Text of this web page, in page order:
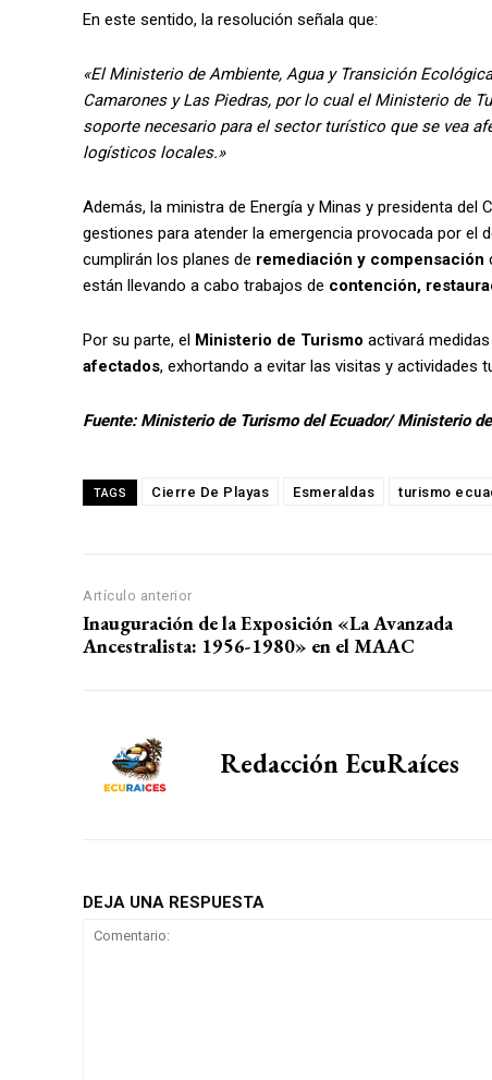
En este sentido, la resolución señala que:
«El Ministerio de Ambiente, Agua y Transición
Camarones y Las Piedras, por lo cual el Ministerio de
soporte necesario para el sector turístico que se vea
logísticos locales.»
Además, la ministra de Energía y Minas y presidenta del
gestiones para atender la emergencia provocada por el
cumplirán los planes de remediación y compensación
están llevando a cabo trabajos de contención,
Por su parte, el Ministerio de Turismo activará medidas
afectados, exhortando a evitar las visitas y actividades
Fuente: Ministerio de Turismo del Ecuador/ Ministerio
TAGS Cierre De Playas Esmeraldas turismo
Artículo anterior
Inauguración de la Exposición «La Avanzada
Ancestralista: 1956-1980» en el MAAC
Redacción EcuRaíces
DEJA UNA RESPUESTA